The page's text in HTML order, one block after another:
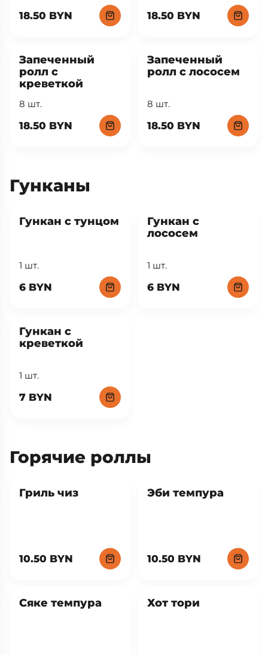
18.50 BYN 18.50 BYN
Запеченный
ролл с
креветкой
8 шт.
18.50 BYN
Запеченный
ролл с лососем
8 шт.
18.50 BYN
Гунканы
Гункан с тунцом
1 шт.
6 BYN
Гункан с
лососем
1 шт.
6 BYN
Гункан с
креветкой
1 шт.
7 BYN
Горячие роллы
Гриль чиз
10.50 BYN
Эби темпура
10.50 BYN
Сяке темпура Хот тори